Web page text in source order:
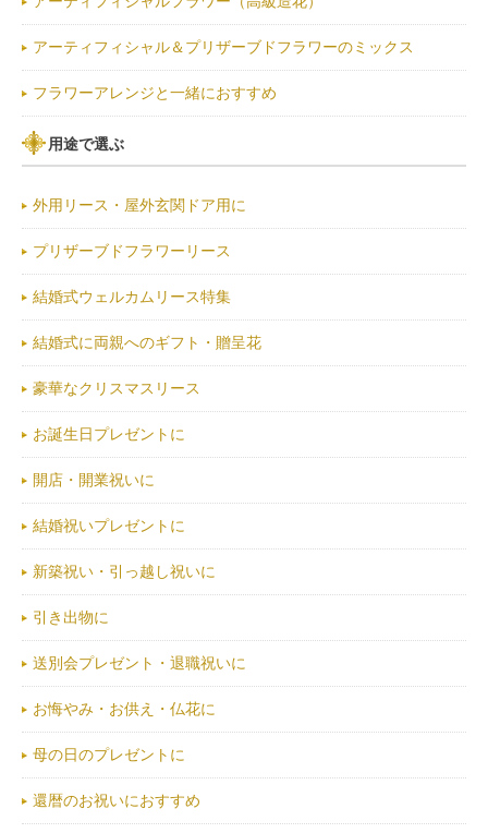
アーティフィシャル＆プリザーブドフラワーのミックス
フラワーアレンジと一緒におすすめ
用途で選ぶ
外用リース・屋外玄関ドア用に
プリザーブドフラワーリース
結婚式ウェルカムリース特集
結婚式に両親へのギフト・贈呈花
豪華なクリスマスリース
お誕生日プレゼントに
開店・開業祝いに
結婚祝いプレゼントに
新築祝い・引っ越し祝いに
引き出物に
送別会プレゼント・退職祝いに
お悔やみ・お供え・仏花に
母の日のプレゼントに
還暦のお祝いにおすすめ